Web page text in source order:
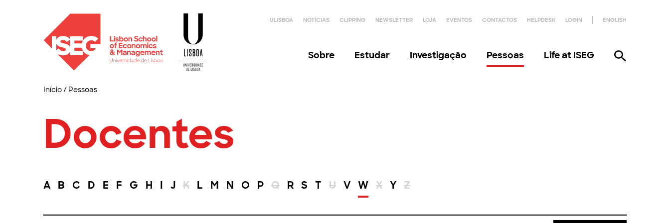
ULISBOA NOTÍCIAS CLIPPING NEWSLETTER LOJA EVENTOS CONTACTOS HELPDESK LOGIN ENGLISH
Sobre Estudar Investigação Pessoas Life at ISEG
Início/ Pessoas
Docentes
A B C D E F G H I J K L M N O P Q R S T U V W X Y Z